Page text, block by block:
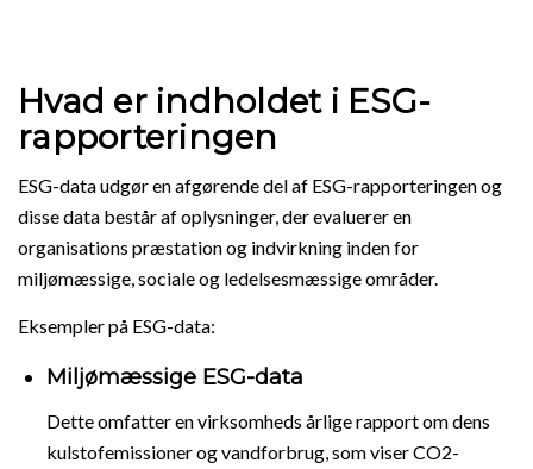
Hvad er indholdet i ESG-
rapporteringen
ESG-data udgør en afgørende del af ESG-rapporteringen og
disse data består af oplysninger, der evaluerer en
organisations præstation og indvirkning inden for
miljømæssige, sociale og ledelsesmæssige områder.
Eksempler på ESG-data:
Miljømæssige ESG-data
Dette omfatter en virksomheds årlige rapport om dens
kulstofemissioner og vandforbrug, som viser CO2-